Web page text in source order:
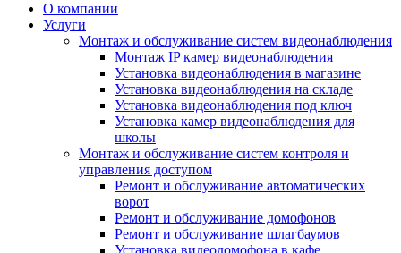
О компании
Услуги
Монтаж и обслуживание систем видеонаблюдения
Монтаж IP камер видеонаблюдения
Установка видеонаблюдения в магазине
Установка видеонаблюдения на складе
Установка видеонаблюдения под ключ
Установка камер видеонаблюдения для
школы
Монтаж и обслуживание систем контроля и
управления доступом
Ремонт и обслуживание автоматических
ворот
Ремонт и обслуживание домофонов
Ремонт и обслуживание шлагбаумов
Установка видеодомофона в кафе